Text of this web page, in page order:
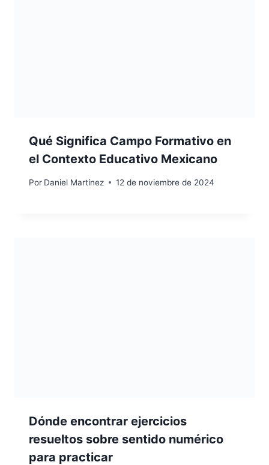
Qué Significa Campo Formativo en
el Contexto Educativo Mexicano
Por Daniel Martínez 12 de noviembre de 2024
Dónde encontrar ejercicios
resueltos sobre sentido numérico
para practicar